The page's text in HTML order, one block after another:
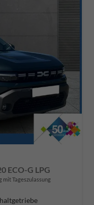
ECO-G LPG
mit Tageszulassung